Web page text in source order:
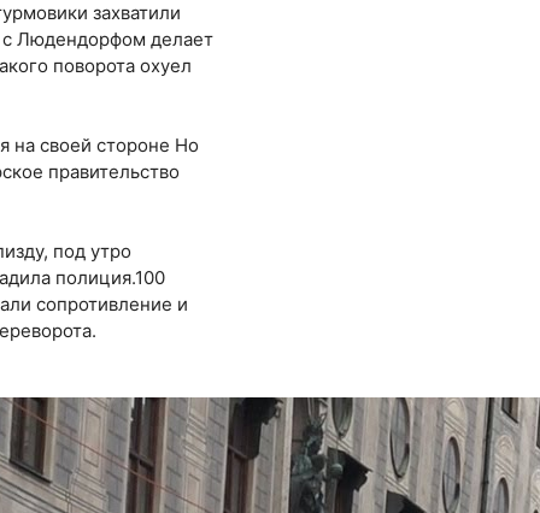
захватили
с Людендорфом делает
поворота охуел
на своей стороне Но
правительство
под утро
полиция.100
сопротивление и